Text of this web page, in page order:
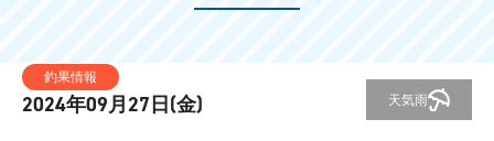
釣果情報
2024年09月27日(金) 天気雨